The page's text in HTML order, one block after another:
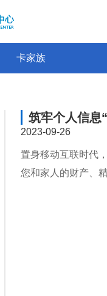
卡家族
筑牢个人信息
2023-09-26
置身移动互联时代
您和家人的财产、